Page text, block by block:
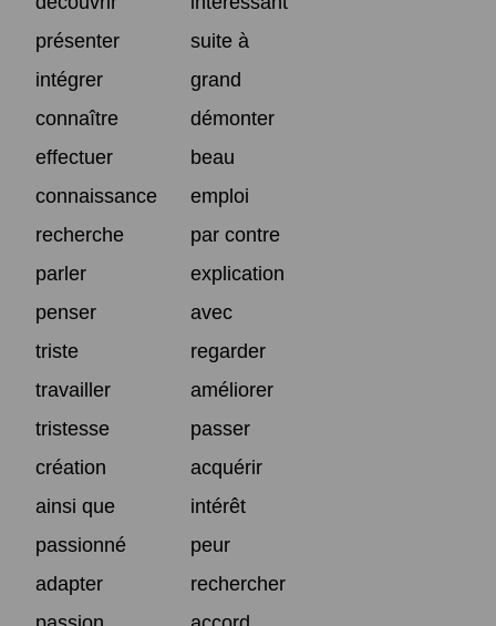
présenter
suite à
intégrer
grand
connaître
démonter
effectuer
beau
connaissance
emploi
recherche
par contre
parler
explication
penser
avec
triste
regarder
travailler
améliorer
tristesse
passer
création
acquérir
ainsi que
intérêt
passionné
peur
adapter
rechercher